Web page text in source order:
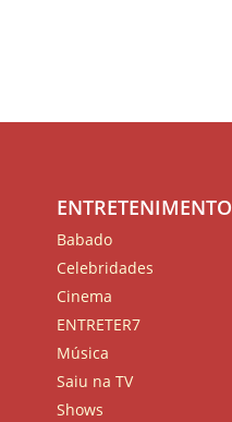
ENTRETENIMENTO
Babado
Celebridades
Cinema
ENTRETER7
Música
Saiu na TV
Shows